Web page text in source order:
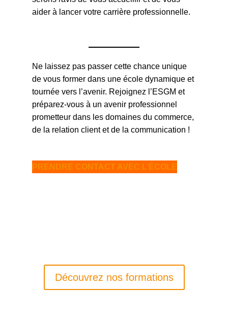
aider à lancer votre carrière professionnelle.
Ne laissez pas passer cette chance unique
de vous former dans une école dynamique et
tournée vers l’avenir. Rejoignez l’ESGM et
préparez-vous à un avenir professionnel
prometteur dans les domaines du commerce,
de la relation client et de la communication !
PRENDRE CONTACT AVEC L’ÉCOLE
Découvrez nos formations